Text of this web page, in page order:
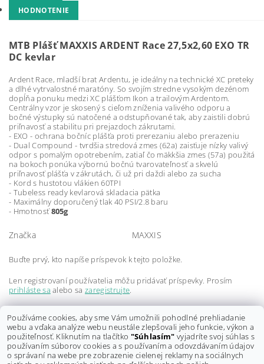
HODNOTENIE
MTB Plášť MAXXIS ARDENT Race 27,5x2,60 EXO TR
DC kevlar
Ardent Race, mladší brat Ardentu, je ideálny na technické XC preteky
a dlhé vytrvalostné maratóny. So svojím stredne vysokým dezénom
dopĺňa ponuku medzi XC plášťom Ikon a trailovým Ardentom.
Centrálny vzor je skosený s cieľom zníženia valivého odporu a
bočné výstupky sú natočené a odstupňované tak, aby zaistili dobrú
priľnavosť a stabilitu pri prejazdoch zákrutami.
- EXO - ochrana bočníc plášťa proti prerezaniu alebo prerazeniu
- Dual Compound - tvrdšia stredová zmes (62a) zaisťuje nízky valivý
odpor s pomalým opotrebením, zatiaľ čo mäkkšia zmes (57a) použitá
na bokoch ponúka výbornú bočnú tvarovateľnosť a skvelú
priľnavosť plášťa v zákrutách, či už pri daždi alebo za sucha
- Kord s hustotou vlákien 60TPI
- Tubeless ready kevlarová skladacia pätka
- Maximálny doporučený tlak 40 PSI/2.8 baru
- Hmotnosť805g
Značka MAXXIS
Buďte prvý, kto napíše príspevok k tejto položke.
Len registrovaní používatelia môžu pridávať príspevky. Prosím
prihláste sa alebo sazaregistrujte.
Len registrovaní používatelia môžu pridávať hodnotenie. Prosím
prihláste saalebo sazaregistrujte
Používáme cookies, aby sme Vám umožnili pohodlné prehliadanie
webu a vďaka analýze webu neustále zlepšovali jeho funkcie, výkon a
použiteľnosť. Kliknutím na tlačítko "Súhlasím" vyjadríte svoj súhlas s
používaním súborov cookies a s používaním a odovzdávaním údajov
o správaní na webe pre zobrazenie cielenej reklamy na sociálnych